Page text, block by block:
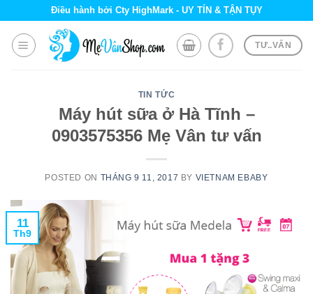
content
Điều hành bởi Cty HighMark - UY TÍN & TẬN TỤY
TƯ..VẤN
TIN TỨC
Máy hút sữa ở Hà Tĩnh –
0903575356 Mẹ Vân tư vấn
POSTED ON THÁNG 9 11, 2017 BY VIETNAM EBABY
11
Th9